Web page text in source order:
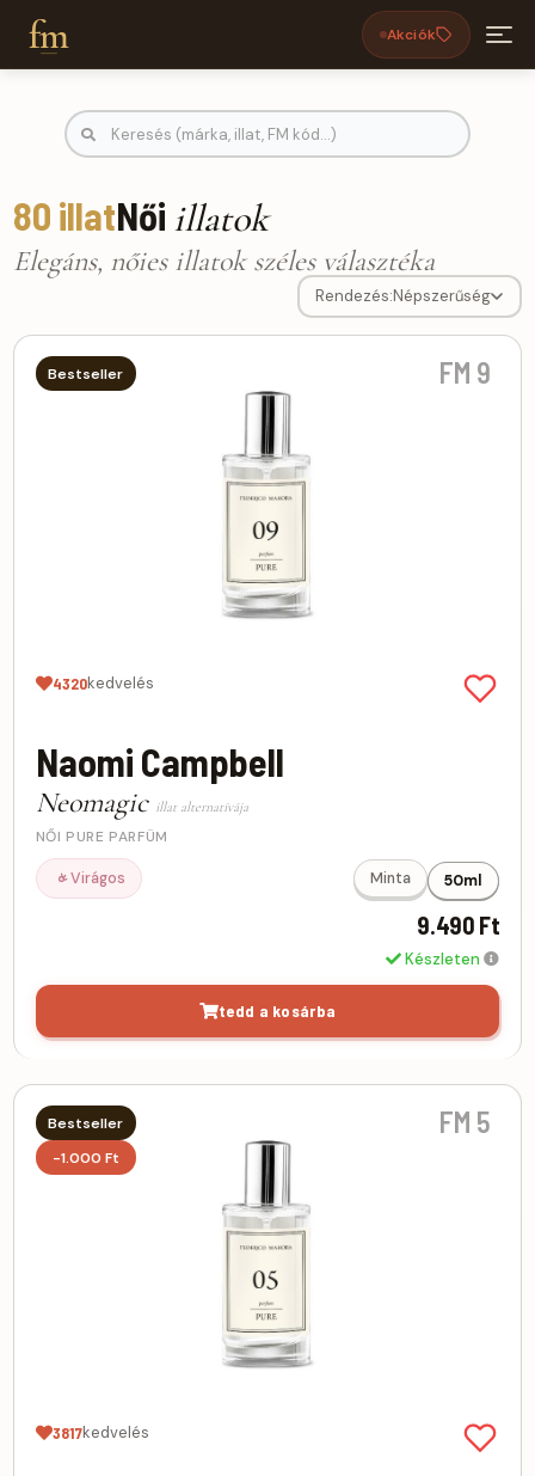
fm Akciók
FM parfümök, PURE parfüm, Női
80 illatNői illatok
Elegáns, nőies illatok széles választéka
Rendezés:Népszerűség
Bestseller FM 9
4320kedvelés
Naomi Campbell
Neomagic illat alternatívája
NŐI PURE PARFÜM
Virágos Minta 50ml
9.490 Ft
Készleten
tedd a kosárba
Bestseller
-1.000 Ft
FM 5
3817kedvelés